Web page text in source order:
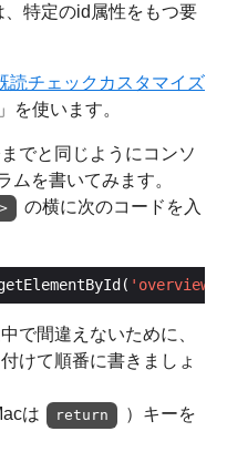
特定のid属性をもつ要
読チェックカスタマイズ
を使います。
でと同じようにコンソ
ムを書いてみます。
>
の横に次のコードを入
'overview'
で間違えないために、
けて順番に書きましょ
は return
）キーを